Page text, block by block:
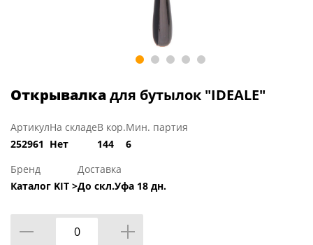
Открывалкадля бутылок "IDEALE"
Артикул
252961
На складе
Нет
В кор.
144
Мин. партия
6
Бренд
Каталог KIT >
Доставка
До скл.Уфа 18 дн.